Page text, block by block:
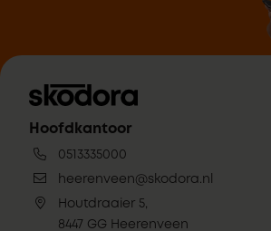
Hoofdkantoor
0513335000
heerenveen@skodora.nl
Houtdraaier 5,
8447 GG Heerenveen